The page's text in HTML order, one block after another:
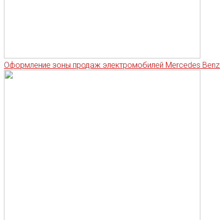
Оформление зоны продаж электромобилей Mercedes Benz